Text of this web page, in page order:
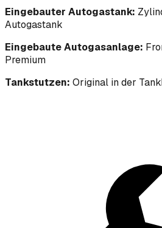
Eingebauter Autogastank:
Autogastank
Eingebaute Autogasanlage:
Premium
Tankstutzen: Original in der